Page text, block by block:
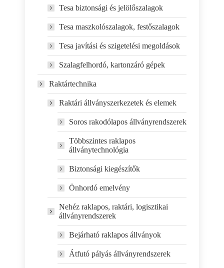
Tesa biztonsági és jelölőszalagok
Tesa maszkolószalagok, festőszalagok
Tesa javítási és szigetelési megoldások
Szalagfelhordó, kartonzáró gépek
Raktártechnika
Raktári állványszerkezetek és elemek
Soros rakodólapos állványrendszerek
Többszintes raklapos
állványtechnológia
Biztonsági kiegészítők
Önhordó emelvény
Nehéz raklapos, raktári, logisztikai
állványrendszerek
Bejárható raklapos állványok
Átfutó pályás állványrendszerek